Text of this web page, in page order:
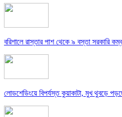
বরিশালে রাস্তার পাশ থেকে ৯ বস্তা সরকারি
লোডশেডিংয়ে বিপর্যস্ত কুয়াকাটা, মুখ থুবড়ে